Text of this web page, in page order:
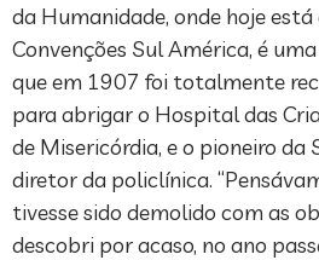
da Humanidade, onde hoje está
Convenções Sul América, é
que em 1907 foi totalmente
para abrigar o Hospital das
de Misericórdia, e o pioneiro da
diretor da policlínica.
tivesse sido demolido com as
descobri por acaso, no ano